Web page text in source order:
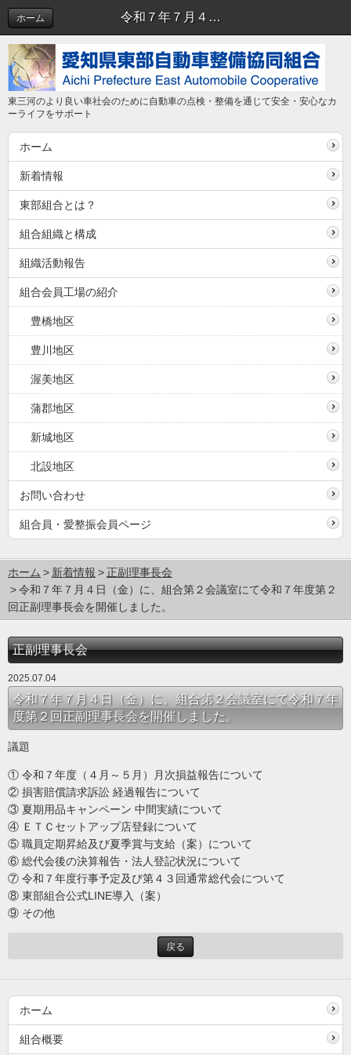
令和７年７月４日（金）に、組合第２会議室にて令和７年度第２回正副理事長会を開催しました。 | 正副理事長会
ホーム
東三河のより良い車社会のために自動車の点検・整備を通じて安全・安心なカ
ーライフをサポート
ホーム
新着情報
東部組合とは？
組合組織と構成
組織活動報告
組合会員工場の紹介
豊橋地区
豊川地区
渥美地区
蒲郡地区
新城地区
北設地区
お問い合わせ
組合員・愛整振会員ページ
ホーム 新着情報
正副理事長会
令和７年７月４日（金）に、組合第２会議室にて令和７年度第２
回正副理事長会を開催しました。
正副理事長会
2025.07.04
令和７年７月４日（金）に、組合第２会議室にて令和７年
度第２回正副理事長会を開催しました。
議題
① 令和７年度（４月～５月）月次損益報告について
② 損害賠償請求訴訟 経過報告について
③ 夏期用品キャンペーン 中間実績について
④ ＥＴＣセットアップ店登録について
⑤ 職員定期昇給及び夏季賞与支給（案）について
⑥ 総代会後の決算報告・法人登記状況について
⑦ 令和７年度行事予定及び第４３回通常総代会について
⑧ 東部組合公式LINE導入（案）
⑨ その他
戻る
ホーム
組合概要